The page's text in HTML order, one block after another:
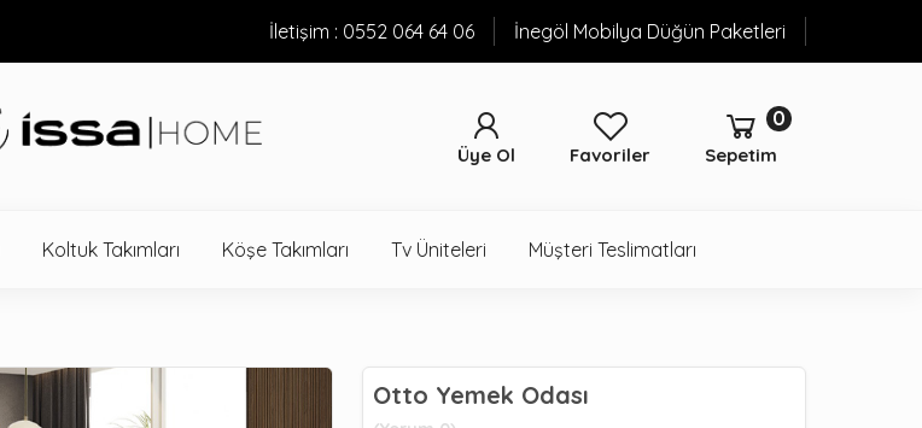
İletişim : 0552 064 64 06 İnegöl Mobilya Düğün Paketleri
Sepetim
0
Favoriler
Üye Ol
Koltuk Takımları Köşe Takımları Tv Üniteleri Müşteri Teslimatları
Otto Yemek Odası